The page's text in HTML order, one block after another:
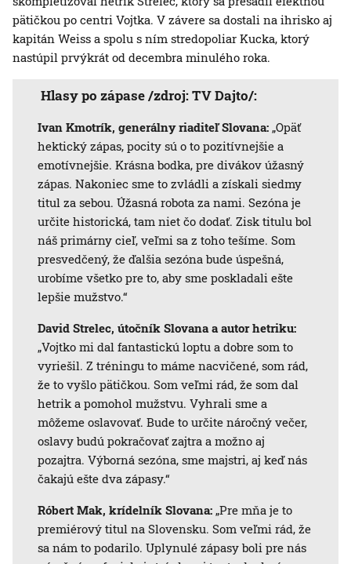
pätičkou po centri Vojtka. V závere sa dostali na ihrisko aj
kapitán Weiss a spolu s ním stredopoliar Kucka, ktorý
nastúpil prvýkrát od decembra minulého roka.
Hlasy po zápase /zdroj: TV Dajto/:
Ivan Kmotrík, generálny riaditeľ Slovana: „Opäť
hektický zápas, pocity sú o to pozitívnejšie a
emotívnejšie. Krásna bodka, pre divákov úžasný
zápas. Nakoniec sme to zvládli a získali siedmy
titul za sebou. Úžasná robota za nami. Sezóna je
určite historická, tam niet čo dodať. Zisk titulu bol
náš primárny cieľ, veľmi sa z toho tešíme. Som
presvedčený, že ďalšia sezóna bude úspešná,
urobíme všetko pre to, aby sme poskladali ešte
lepšie mužstvo.“
David Strelec, útočník Slovana a autor hetriku:
„Vojtko mi dal fantastickú loptu a dobre som to
vyriešil. Z tréningu to máme nacvičené, som rád,
že to vyšlo pätičkou. Som veľmi rád, že som dal
hetrik a pomohol mužstvu. Vyhrali sme a
môžeme oslavovať. Bude to určite náročný večer,
oslavy budú pokračovať zajtra a možno aj
pozajtra. Výborná sezóna, sme majstri, aj keď nás
čakajú ešte dva zápasy.“
Róbert Mak, krídelník Slovana: „Pre mňa je to
premiérový titul na Slovensku. Som veľmi rád, že
sa nám to podarilo. Uplynulé zápasy boli pre nás